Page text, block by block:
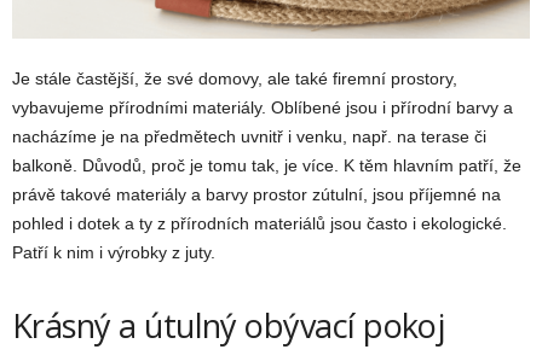
Je stále častější, že své domovy, ale také firemní prostory,
vybavujeme přírodními materiály. Oblíbené jsou i přírodní barvy a
nacházíme je na předmětech uvnitř i venku, např. na terase či
balkoně. Důvodů, proč je tomu tak, je více. K těm hlavním patří, že
právě takové materiály a barvy prostor zútulní, jsou příjemné na
pohled i dotek a ty z přírodních materiálů jsou často i ekologické.
Patří k nim i výrobky z juty.
Krásný a útulný obývací pokoj